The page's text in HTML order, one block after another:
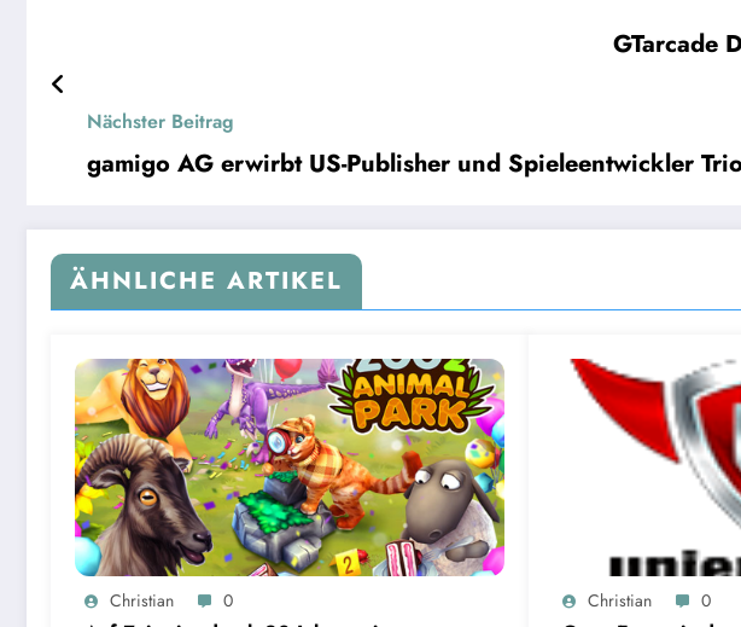
GTarcade
Nächster Beitrag
gamigo AG erwirbt US-Publisher und Spieleentwickler
ÄHNLICHE ARTIKEL
Christian 0 Christian 0